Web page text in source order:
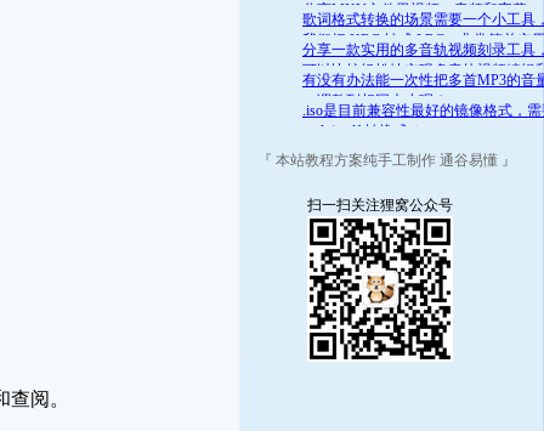
分离MKV文件里视频、音频和字幕
歌词格式转换的场景需要一个小工具
我们把 KRC 转成 LRC，非常简单实
分享一款实用的多音轨视频刻录工具
可以比较轻松地实现多音轨视频编辑
录
有没有办法能一次性把多首MP3的音
一调整到相同大小呢？
.iso是目前兼容性最好的镜像格式，
.mds/.mdf 转换成 .iso
『 本站教程方案纯手工制作 通谷易懂 』
扫一扫关注狸窝公众号
查阅。